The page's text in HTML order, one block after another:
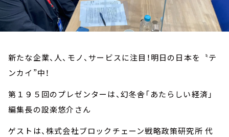
新たな企業、人、モノ、サービスに注目！明日の日本を〝テ
ンカイ”中！
第１９５回のプレゼンターは、幻冬舎「あたらしい経済」
編集長の設楽悠介さん
ゲストは、株式会社ブロックチェーン戦略政策研究所 代